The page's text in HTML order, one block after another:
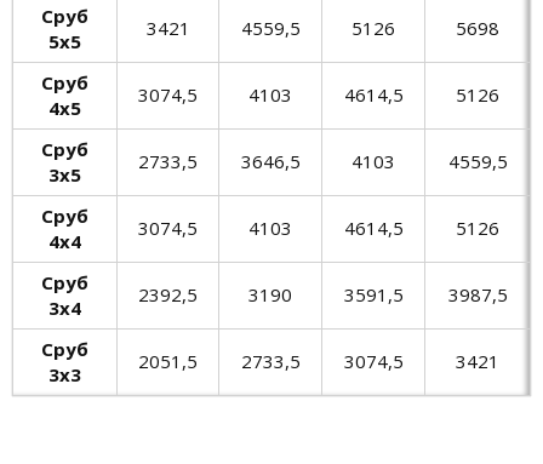
Сруб
5х5
3421 4559,5 5126 5698
Сруб
4х5
3074,5 4103 4614,5 5126
Сруб
3х5
2733,5 3646,5 4103 4559,5
Сруб
4х4
3074,5 4103 4614,5 5126
Сруб
3х4
2392,5 3190 3591,5 3987,5
Сруб
3х3
2051,5 2733,5 3074,5 3421